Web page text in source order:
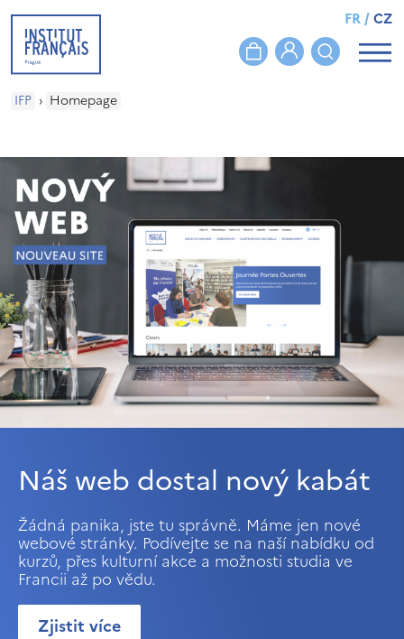
FR/CZ
IFP › Homepage
Náš web dostal nový kabát
Žádná panika, jste tu správně. Máme jen nové
webové stránky. Podívejte se na naší nabídku od
kurzů, přes kulturní akce a možnosti studia ve
Francii až po vědu.
Zjistit více